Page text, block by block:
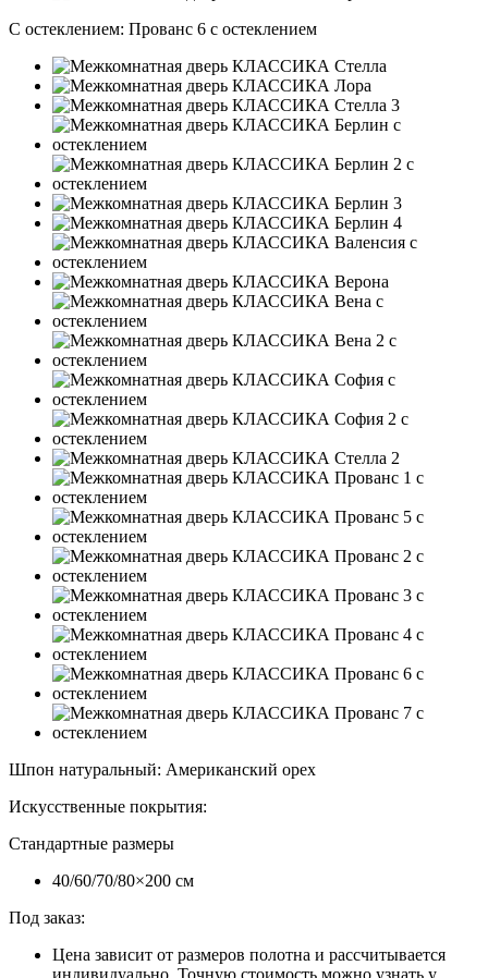
С остеклением: Прованс 6 с остеклением
Шпон натуральный: Американский орех
Искусственные покрытия:
Стандартные размеры
40/60/70/80×200 см
Под заказ:
Цена зависит от размеров полотна и рассчитывается
индивидуально. Точную стоимость можно узнать у